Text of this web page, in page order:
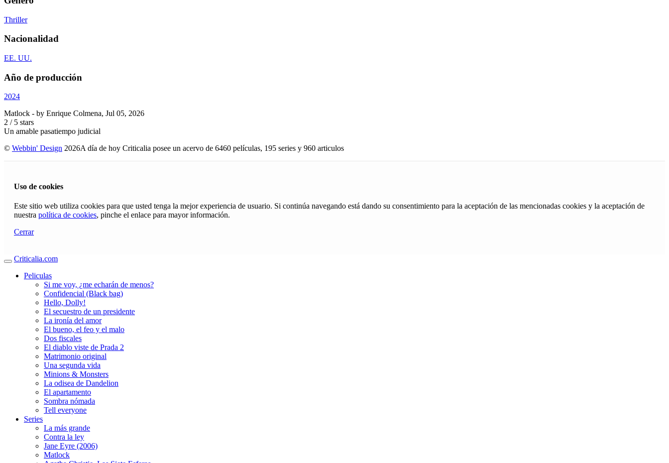
Thriller
Nacionalidad
EE. UU.
Año de producción
2024
Matlock - by Enrique Colmena, Jul 05, 2026
2 / 5 stars
Un amable pasatiempo judicial
© Webbin' Design 2026A día de hoy Criticalia posee un acervo de 6460 películas, 195 series y 960 articulos
Uso de cookies
Este sitio web utiliza cookies para que usted tenga la mejor experiencia de usuario. Si continúa navegando está dando su consentimiento para la aceptación de las mencionadas cookies y la aceptación de
nuestra política de cookies, pinche el enlace para mayor información.
Cerrar
Criticalia.com
Peliculas
Si me voy, ¿me echarán de menos?
Confidencial (Black bag)
Hello, Dolly!
El secuestro de un presidente
La ironía del amor
El bueno, el feo y el malo
Dos fiscales
El diablo viste de Prada 2
Matrimonio original
Una segunda vida
Minions & Monsters
La odisea de Dandelion
El apartamento
Sombra nómada
Tell everyone
Series
La más grande
Contra la ley
Jane Eyre (2006)
Matlock